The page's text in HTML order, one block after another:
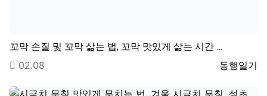
꼬막 손질 및 꼬막 삶는 법, 꼬막 맛있게 삶는 시간 …
등록자
동행일기
등록일
02.08